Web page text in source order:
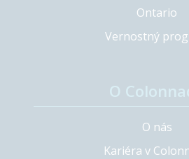
Ontario
Vernostný
O nás
Kariéra v